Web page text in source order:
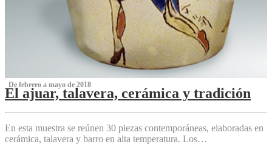
‌ De febrero a mayo de 2018
El ajuar, talavera, cerámica y tradición
‌
En esta muestra se reúnen 30 piezas contemporáneas, elaboradas en
cerámica, talavera y barro en alta temperatura. Los…